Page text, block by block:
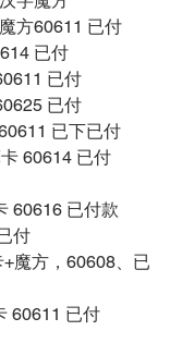
方60611 已付
已付
已付
已付
已下已付
60614 已付
60616 已付款
付
魔方，60608、已
60611 已付